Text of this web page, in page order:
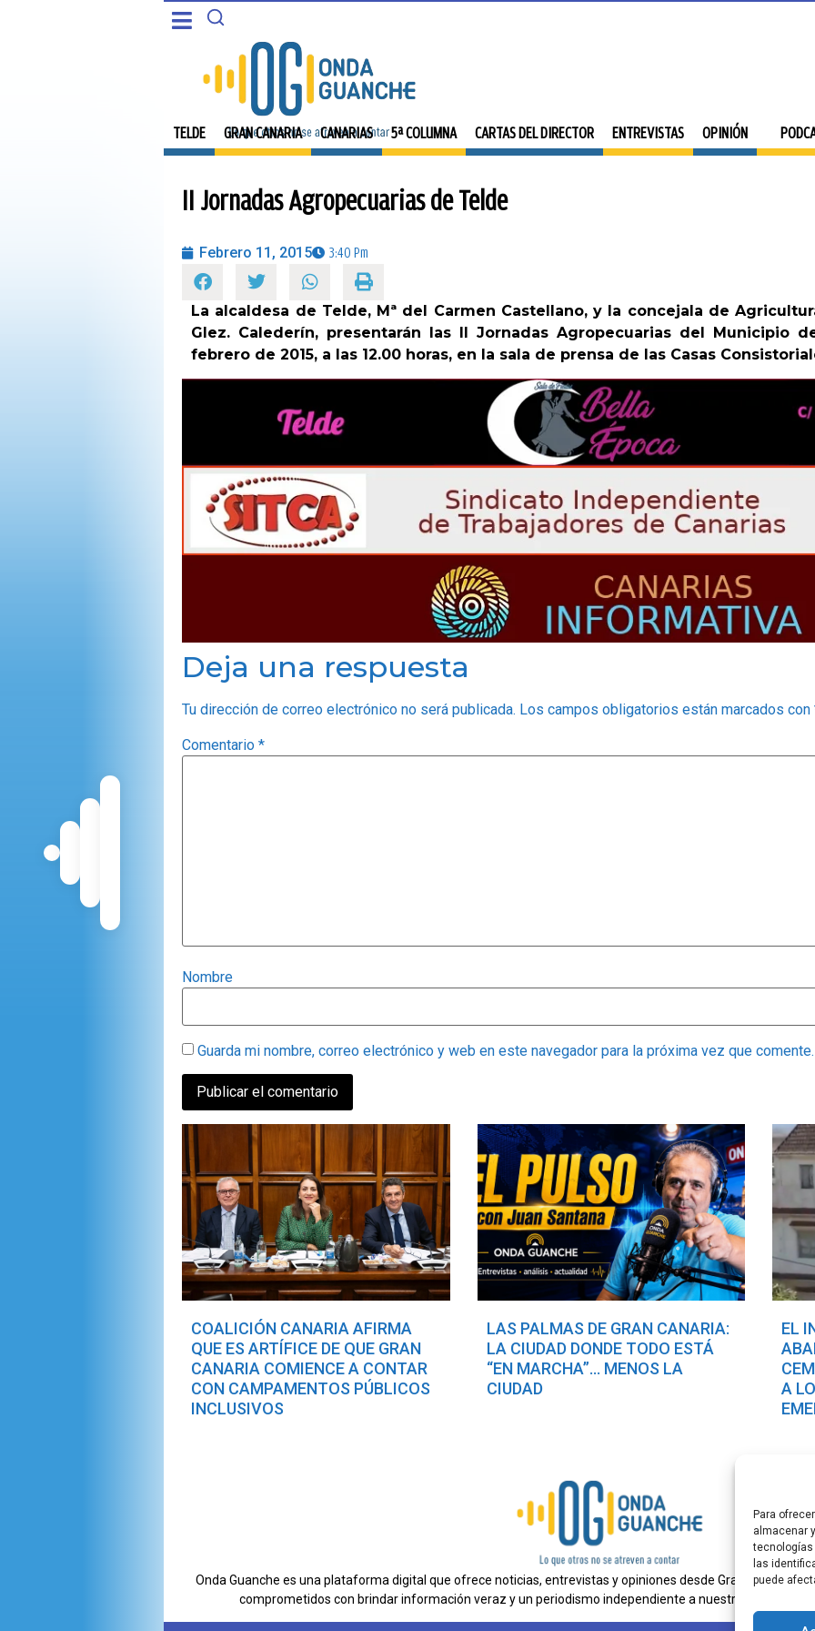
Para
almacenar
tecnologías
las
puede
PORTADA
5ª COLUMNA
CARTAS DEL DIRECTOR
ENTREVISTAS
PROGRAMAS
TELDE GRAN CANARIA CANARIAS 5ª COLUMNA CARTAS DEL DIRECTOR ENTREVISTAS OPINIÓN
5ª COLUMNA
CARTAS DEL DIRECTOR
ENTREVISTAS
OPINIÓN
II Jornadas Agropecuarias de Telde
Febrero 11, 2015 3:40 Pm
La alcaldesa de Telde, Mª del Carmen Castellano, y la concejala de
Glez. Calederín, presentarán las II Jornadas Agropecuarias del Municipio
febrero de 2015, a las 12.00 horas, en la sala de prensa de las Casas
Deja una respuesta
Tu dirección de correo electrónico no será publicada. Los campos obligatorios están marcados con
Comentario *
Nombre
Guarda mi nombre, correo electrónico y web en este navegador para la próxima vez que comente.
COALICIÓN CANARIA AFIRMA
QUE ES ARTÍFICE DE QUE GRAN
CANARIA COMIENCE A CONTAR
CON CAMPAMENTOS PÚBLICOS
INCLUSIVOS
LAS PALMAS DE GRAN CANARIA:
LA CIUDAD DONDE TODO ESTÁ
“EN MARCHA”… MENOS LA
CIUDAD
EL
A
Onda Guanche es una plataforma digital que ofrece noticias, entrevistas y opiniones desde Gran Canaria.
comprometidos con brindar información veraz y un periodismo independiente a nuestra audiencia.